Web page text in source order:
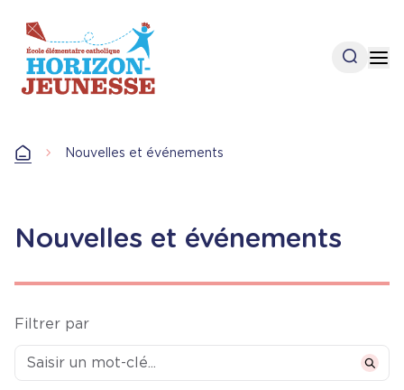
contenu
principal
Open
AccueilNouvelles et événements
Nouvelles et événements
Filtrer par